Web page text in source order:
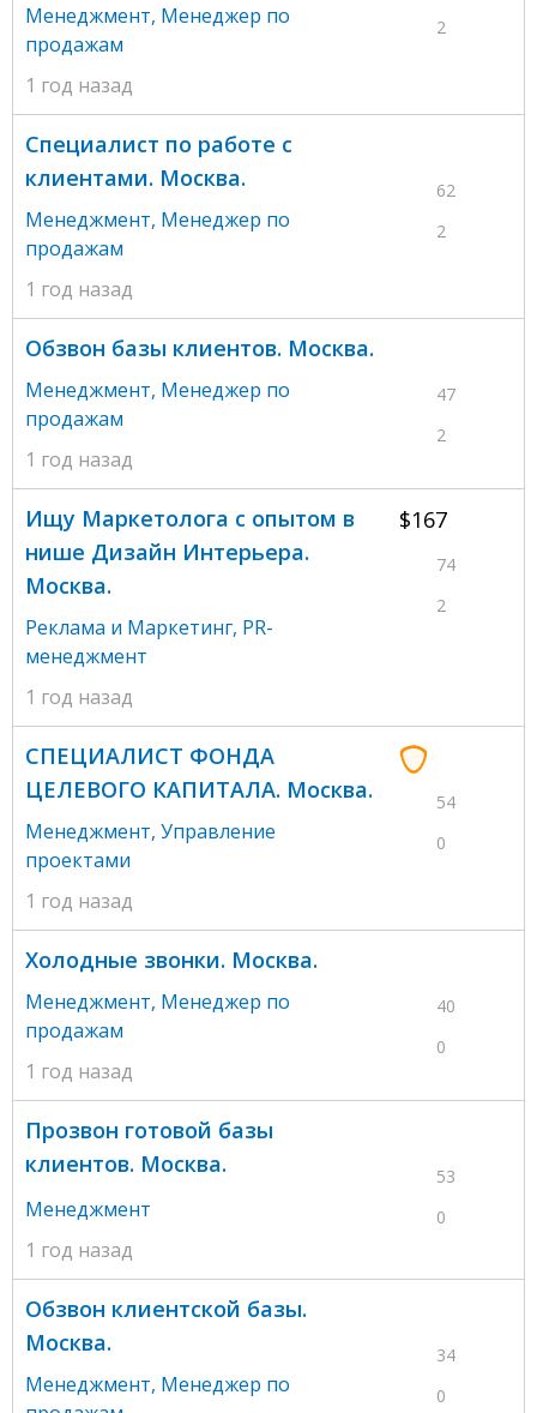
2
Менеджмент, Менеджер по
продажам
1 год назад
62
2
Специалист по работе с
клиентами. Москва.
Менеджмент, Менеджер по
продажам
1 год назад
47
2
Обзвон базы клиентов. Москва.
Менеджмент, Менеджер по
продажам
1 год назад
$167
74
2
Ищу Маркетолога с опытом в
нише Дизайн Интерьера.
Москва.
Реклама и Маркетинг, PR-
менеджмент
1 год назад
54
0
СПЕЦИАЛИСТ ФОНДА
ЦЕЛЕВОГО КАПИТАЛА. Москва.
Менеджмент, Управление
проектами
1 год назад
40
0
Холодные звонки. Москва.
Менеджмент, Менеджер по
продажам
1 год назад
53
0
Прозвон готовой базы
клиентов. Москва.
Менеджмент
1 год назад
34
0
Обзвон клиентской базы.
Москва.
Менеджмент, Менеджер по